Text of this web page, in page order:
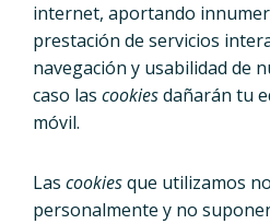
internet, aportando
prestación de servicios
navegación y usabilidad de
caso las cookiesdañarán tu
móvil.
Las cookiesque utilizamos
personalmente y no